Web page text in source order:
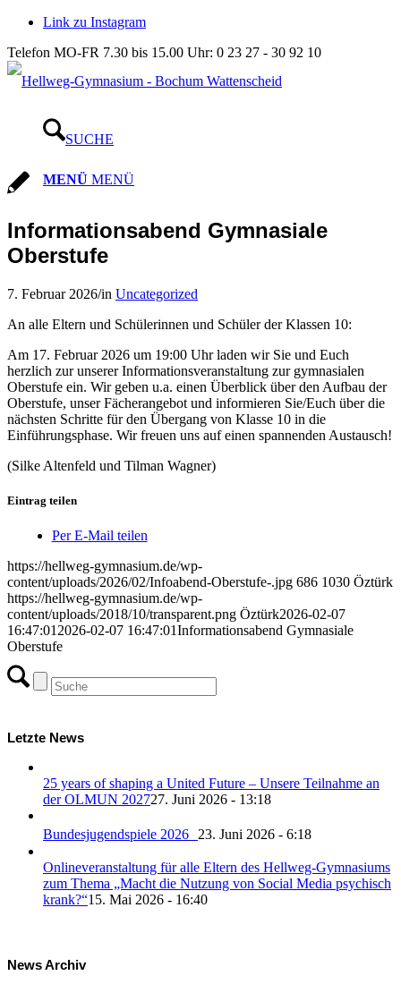
Link zu Instagram
Telefon MO-FR 7.30 bis 15.00 Uhr: 0 23 27 - 30 92 10
SUCHE
MENÜ MENÜ
Informationsabend Gymnasiale
Oberstufe
7. Februar 2026/in Uncategorized
An alle Eltern und Schülerinnen und Schüler der Klassen 10:
Am 17. Februar 2026 um 19:00 Uhr laden wir Sie und Euch
herzlich zur unserer Informationsveranstaltung zur gymnasialen
Oberstufe ein. Wir geben u.a. einen Überblick über den Aufbau der
Oberstufe, unser Fächerangebot und informieren Sie/Euch über die
nächsten Schritte für den Übergang von Klasse 10 in die
Einführungsphase. Wir freuen uns auf einen spannenden Austausch!
(Silke Altenfeld und Tilman Wagner)
Eintrag teilen
Per E-Mail teilen
https://hellweg-gymnasium.de/wp-
content/uploads/2026/02/Infoabend-Oberstufe-.jpg 686 1030 Öztürk
https://hellweg-gymnasium.de/wp-
content/uploads/2018/10/transparent.png Öztürk2026-02-07
16:47:01 2026-02-07 16:47:01Informationsabend Gymnasiale
Oberstufe
Letzte News
25 years of shaping a United Future – Unsere Teilnahme an
der OLMUN 202727. Juni 2026 - 13:18
Bundesjugendspiele 2026 23. Juni 2026 - 6:18
Onlineveranstaltung für alle Eltern des Hellweg-Gymnasiums
zum Thema „Macht die Nutzung von Social Media psychisch
krank?“15. Mai 2026 - 16:40
News Archiv